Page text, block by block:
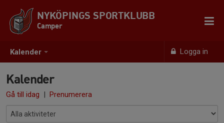
Kalender Logga in
NYKÖPINGS SPORTKLUBB
Camper
Kalender
Gå till idag | Prenumerera